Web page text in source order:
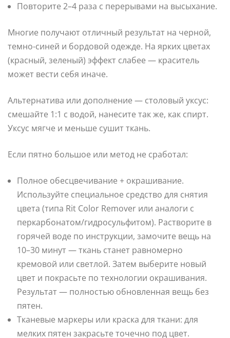
Повторите 2–4 раза с перерывами на высыхание.
Многие получают отличный результат на черной,
темно-синей и бордовой одежде. На ярких цветах
(красный, зеленый) эффект слабее — краситель
может вести себя иначе.
Альтернатива или дополнение — столовый уксус:
смешайте 1:1 с водой, нанесите так же, как спирт.
Уксус мягче и меньше сушит ткань.
Если пятно большое или метод не сработал:
Полное обесцвечивание + окрашивание.
Используйте специальное средство для снятия
цвета (типа Rit Color Remover или аналоги с
перкарбонатом/гидросульфитом). Растворите в
горячей воде по инструкции, замочите вещь на
10–30 минут — ткань станет равномерно
кремовой или светлой. Затем выберите новый
цвет и покрасьте по технологии окрашивания.
Результат — полностью обновленная вещь без
пятен.
Тканевые маркеры или краска для ткани: для
мелких пятен закрасьте точечно под цвет.